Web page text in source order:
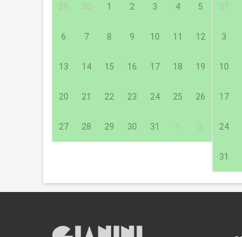
29 30 1 2 3 4 5
6 7 8 9 10 11 12
13 14 15 16 17 18 19
20 21 22 23 24 25 26
27 28 29 30 31 1 2
27
3
10
17
24
31